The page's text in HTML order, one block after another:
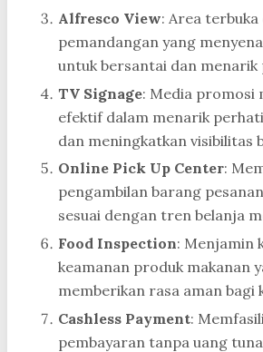
Alfresco View: Area terbuka
pemandangan yang
untuk bersantai dan menarik
TV Signage: Media promosi
efektif dalam menarik
dan meningkatkan visibilitas
Online Pick Up Center:
pengambilan barang
sesuai dengan tren belanja
Food Inspection: Menjamin
keamanan produk makanan
memberikan rasa aman bagi
Cashless Payment:
pembayaran tanpa uang